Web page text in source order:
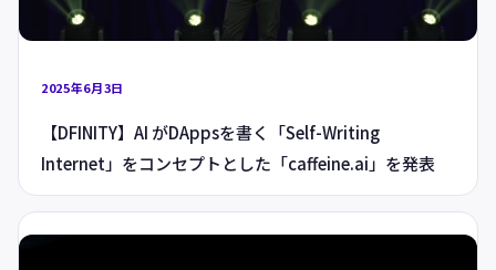
2025年6月3日
【DFINITY】AI がDAppsを書く「Self-Writing
Internet」をコンセプトとした「caffeine.ai」を発表